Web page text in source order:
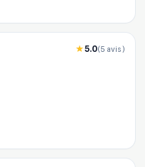
5.0(5 avis)